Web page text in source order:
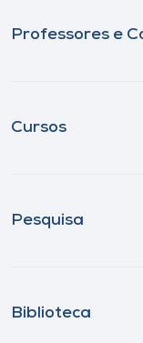
Professores e
Cursos
Pesquisa
Biblioteca